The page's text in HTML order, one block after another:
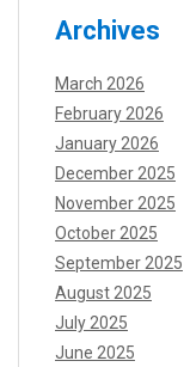
Archives
March 2026
February 2026
January 2026
December 2025
November 2025
October 2025
September 2025
August 2025
July 2025
June 2025